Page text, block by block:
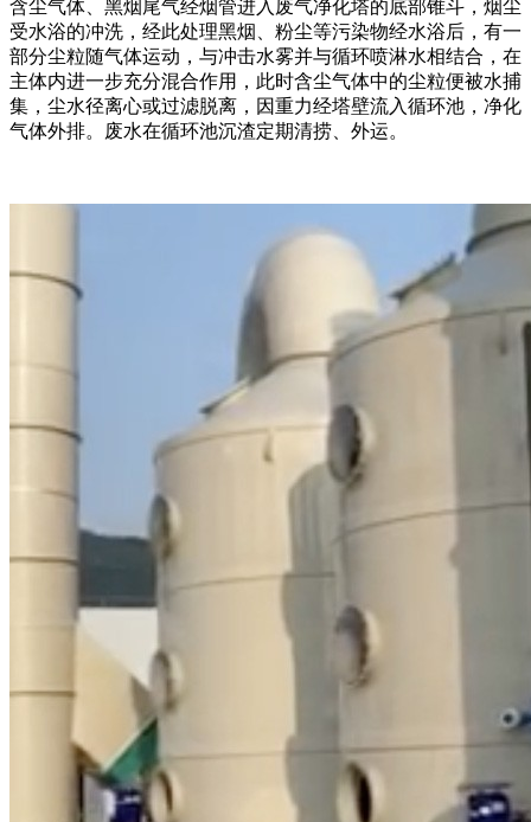
含尘气体、黑烟尾气经烟管进入废气净化塔的底部锥斗，烟尘
受水浴的冲洗，经此处理黑烟、粉尘等污染物经水浴后，有一
部分尘粒随气体运动，与冲击水雾并与循环喷淋水相结合，在
主体内进一步充分混合作用，此时含尘气体中的尘粒便被水捕
集，尘水径离心或过滤脱离，因重力经塔壁流入循环池，净化
气体外排。废水在循环池沉渣定期清捞、外运。